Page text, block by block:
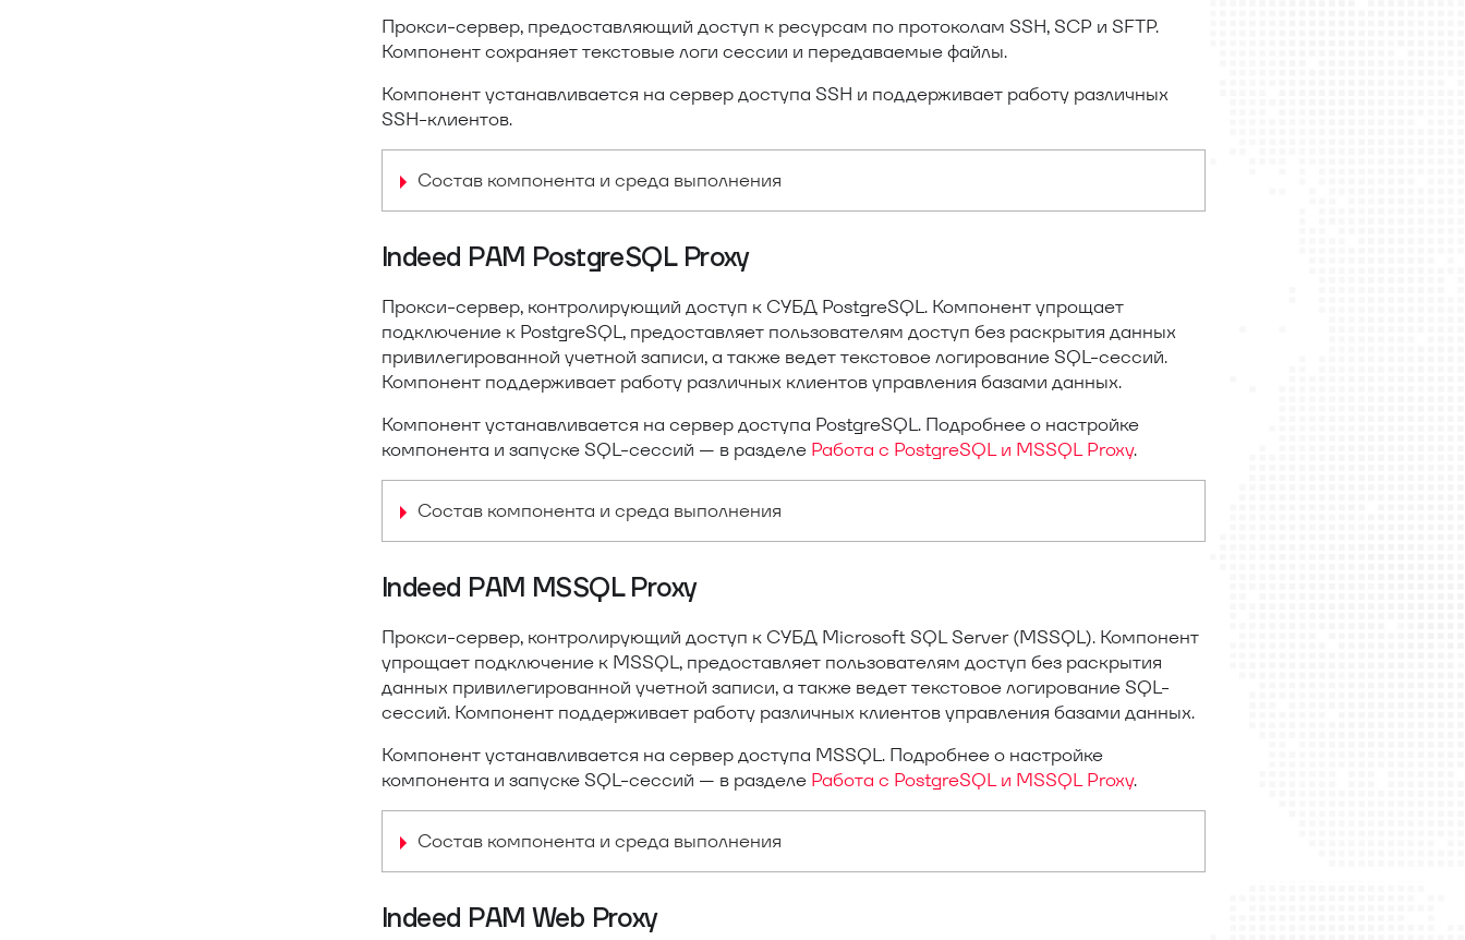
Прокси-сервер, предоставляющий доступ к ресурсам по протоколам SSH, SCP и SFTP.
Компонент сохраняет текстовые логи сессии и передаваемые файлы.
Компонент устанавливается на сервер доступа SSH и поддерживает работу различных
SSH-клиентов.
Состав компонента и среда выполнения
Indeed PAM PostgreSQL Proxy
Прокси-сервер, контролирующий доступ к СУБД PostgreSQL. Компонент упрощает
подключение к PostgreSQL, предоставляет пользователям доступ без раскрытия данных
привилегированной учетной записи, а также ведет текстовое логирование SQL-сессий.
Компонент поддерживает работу различных клиентов управления базами данных.
Компонент устанавливается на сервер доступа PostgreSQL. Подробнее о настройке
компонента и запуске SQL-сессий — в разделе Работа с PostgreSQL и MSSQL Proxy.
Состав компонента и среда выполнения
Indeed PAM MSSQL Proxy
Прокси-сервер, контролирующий доступ к СУБД Microsoft SQL Server (MSSQL). Компонент
упрощает подключение к MSSQL, предоставляет пользователям доступ без раскрытия
данных привилегированной учетной записи, а также ведет текстовое логирование SQL-
сессий. Компонент поддерживает работу различных клиентов управления базами данных.
Компонент устанавливается на сервер доступа MSSQL. Подробнее о настройке
компонента и запуске SQL-сессий — в разделе Работа с PostgreSQL и MSSQL Proxy.
Состав компонента и среда выполнения
Indeed PAM Web Proxy